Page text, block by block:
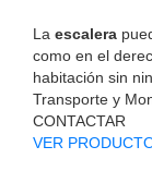
La escalera
como en el
habitación sin
Transporte y
CONTACTAR
VER